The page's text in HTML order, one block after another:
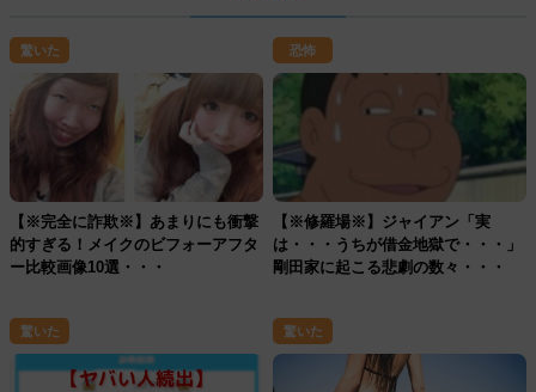
驚いた
【※完全に詐欺※】あまりにも衝撃
的すぎる！メイクのビフォーアフタ
ー比較画像10選・・・
恐怖
【※修羅場※】ジャイアン「実
は・・・うちが借金地獄で・・・」
剛田家に起こる悲劇の数々・・・
驚いた 驚いた